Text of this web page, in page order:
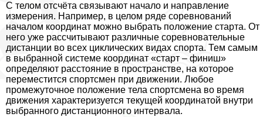
С телом отсчёта связывают начало и направление
измерения. Например, в целом ряде соревнований
началом координат можно выбрать положение старта. От
него уже рассчитывают различные соревновательные
дистанции во всех циклических видах спорта. Тем самым
в выбранной системе координат «старт – финиш»
определяют расстояние в прострaнcтве, на которое
переместится спортсмен при движении. Любое
промежуточное положение тела спортсмена во время
движения хаpaктеризуется текущей координатой внутри
выбранного дистанционного интервала.